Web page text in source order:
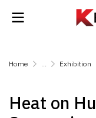
Home ... Exhibition
Heat on